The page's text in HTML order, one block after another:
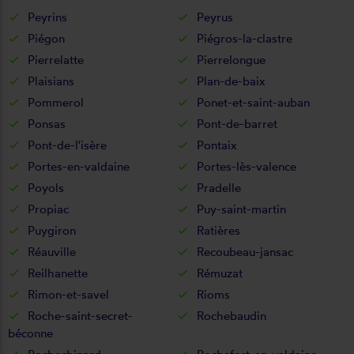
Peyrins
Peyrus
Piégon
Piégros-la-clastre
Pierrelatte
Pierrelongue
Plaisians
Plan-de-baix
Pommerol
Ponet-et-saint-auban
Ponsas
Pont-de-barret
Pont-de-l'isère
Pontaix
Portes-en-valdaine
Portes-lès-valence
Poyols
Pradelle
Propiac
Puy-saint-martin
Puygiron
Ratières
Réauville
Recoubeau-jansac
Reilhanette
Rémuzat
Rimon-et-savel
Rioms
Roche-saint-secret-
béconne
Rochebaudin